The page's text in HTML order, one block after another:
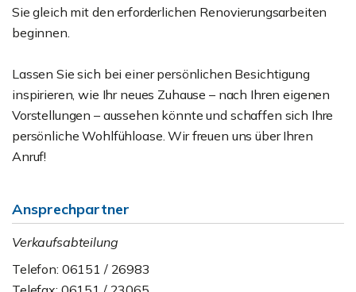
Sie gleich mit den erforderlichen Renovierungsarbeiten
beginnen.
Lassen Sie sich bei einer persönlichen Besichtigung
inspirieren, wie Ihr neues Zuhause – nach Ihren eigenen
Vorstellungen – aussehen könnte und schaffen sich Ihre
persönliche Wohlfühloase. Wir freuen uns über Ihren
Anruf!
Ansprechpartner
Verkaufsabteilung
Telefon: 06151 / 26983